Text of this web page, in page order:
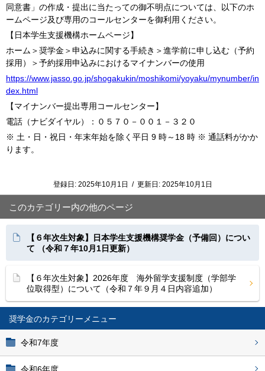
奨学金
令和7年度
同意書」の作成・提出に当たっての御不明点については、以下のホ
ームページ及び専用のコールセンターを御利用ください。
【日本学生支援機構ホームページ】
ホーム＞奨学金＞申込みに関する手続き＞進学前に申し込む（予約
採用）＞予約採用申込みにおけるマイナンバーの使用
https://www.jasso.go.jp/shogakukin/moshikomi/yoyaku/mynumber/in
dex.html
【マイナンバー提出専用コールセンター】
電話（ナビダイヤル）：０５７０－００１－３２０
※ 土・日・祝日・年末年始を除く平日 9 時～18 時 ※ 通話料がかか
ります。
登録日: 2025年10月1日 / 更新日: 2025年10月1日
このカテゴリー内の他のページ
【６年次生対象】日本学生支援機構奨学金（予備回）につい
て （令和７年10月1日更新）
【６年次生対象】2026年度 海外留学支援制度（学部学
位取得型）について（令和７年９月４日内容追加）